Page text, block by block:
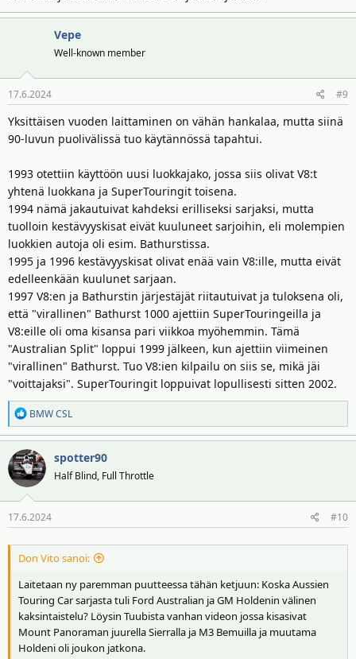
Vepe
Well-known member
17.6.2024 #9
Yksittäisen vuoden laittaminen on vähän hankalaa, mutta siinä
90-luvun puolivälissä tuo käytännössä tapahtui.
1993 otettiin käyttöön uusi luokkajako, jossa siis olivat V8:t
yhtenä luokkana ja SuperTouringit toisena.
1994 nämä jakautuivat kahdeksi erilliseksi sarjaksi, mutta
tuolloin kestävyyskisat eivät kuuluneet sarjoihin, eli molempien
luokkien autoja oli esim. Bathurstissa.
1995 ja 1996 kestävyyskisat olivat enää vain V8:ille, mutta eivät
edelleenkään kuulunet sarjaan.
1997 V8:en ja Bathurstin järjestäjät riitautuivat ja tuloksena oli,
että "virallinen" Bathurst 1000 ajettiin SuperTouringeilla ja
V8:eille oli oma kisansa pari viikkoa myöhemmin. Tämä
"Australian Split" loppui 1999 jälkeen, kun ajettiin viimeinen
"virallinen" Bathurst. Tuo V8:ien kilpailu on siis se, mikä jäi
"voittajaksi". SuperTouringit loppuivat lopullisesti sitten 2002.
R
e
a
k
t
i
o
t
BMW CSL
spotter90
Half Blind, Full Throttle
17.6.2024 #10
Don Vito sanoi:
Laitetaan ny paremman puutteessa tähän ketjuun: Koska Aussien
Touring Car sarjasta tuli Ford Australian ja GM Holdenin välinen
kaksintaistelu? Löysin Tuubista vanhan videon jossa kisasivat
Mount Panoraman juurella Sierralla ja M3 Bemuilla ja muutama
Holdeni oli joukon jatkona.